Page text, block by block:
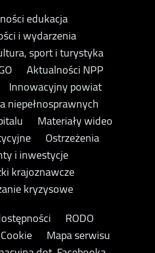
edukacja
i wydarzenia
sport i turystyka
Aktualności NPP
Innowacyjny powiat
niepełnosprawnych
Materiały wideo
Ostrzeżenia
i inwestycje
krajoznawcze
kryzysowe
RODO
Mapa serwisu